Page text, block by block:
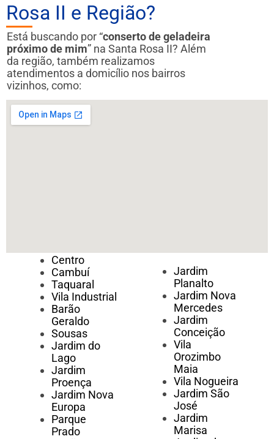
Rosa II e Região?
Está buscando por “conserto de geladeira
próximo de mim” na Santa Rosa II? Além
da região, também realizamos
atendimentos a domicílio nos bairros
vizinhos, como:
Centro
Cambuí
Taquaral
Vila Industrial
Barão
Geraldo
Sousas
Jardim do
Lago
Jardim
Proença
Jardim Nova
Europa
Parque
Prado
Jardim
Planalto
Jardim Nova
Mercedes
Jardim
Conceição
Vila
Orozimbo
Maia
Vila Nogueira
Jardim São
José
Jardim
Marisa